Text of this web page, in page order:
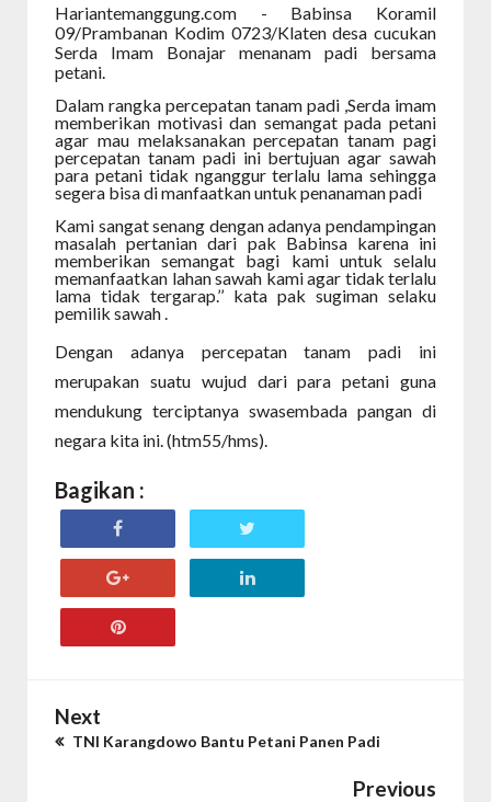
Hariantemanggung.com - Babinsa Koramil
09/Prambanan Kodim 0723/Klaten desa cucukan
Serda Imam Bonajar menanam padi bersama
petani.
Dalam rangka percepatan tanam padi ,Serda imam
memberikan motivasi dan semangat pada petani
agar mau melaksanakan percepatan tanam pagi
percepatan tanam padi ini bertujuan agar sawah
para petani tidak nganggur terlalu lama sehingga
segera bisa di manfaatkan untuk penanaman padi
Kami sangat senang dengan adanya pendampingan
masalah pertanian dari pak Babinsa karena ini
memberikan semangat bagi kami untuk selalu
memanfaatkan lahan sawah kami agar tidak terlalu
lama tidak tergarap.’’ kata pak sugiman selaku
pemilik sawah .
Dengan adanya percepatan tanam padi ini
merupakan suatu wujud dari para petani guna
mendukung terciptanya swasembada pangan di
negara kita ini. (htm55/hms).
Bagikan :
Next
TNI Karangdowo Bantu Petani Panen Padi
Previous